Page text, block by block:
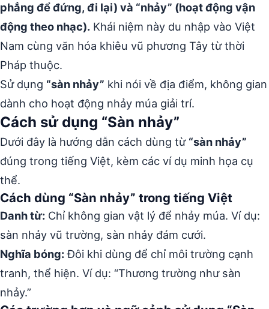
phẳng để đứng, đi lại) và “nhảy” (hoạt động vận
động theo nhạc). Khái niệm này du nhập vào Việt
Nam cùng văn hóa khiêu vũ phương Tây từ thời
Pháp thuộc.
Sử dụng “sàn nhảy” khi nói về địa điểm, không gian
dành cho hoạt động nhảy múa giải trí.
Cách sử dụng “Sàn nhảy”
Dưới đây là hướng dẫn cách dùng từ “sàn nhảy”
đúng trong tiếng Việt, kèm các ví dụ minh họa cụ
thể.
Cách dùng “Sàn nhảy” trong tiếng Việt
Danh từ: Chỉ không gian vật lý để nhảy múa. Ví dụ:
sàn nhảy vũ trường, sàn nhảy đám cưới.
Nghĩa bóng:Đôi khi dùng để chỉ môi trường cạnh
tranh, thể hiện. Ví dụ: “Thương trường như sàn
nhảy.”